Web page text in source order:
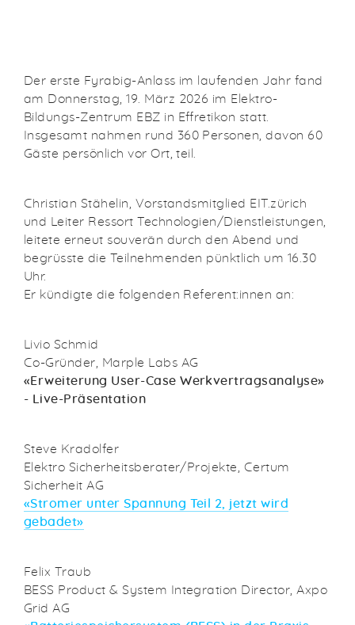
Der erste Fyrabig-Anlass im laufenden Jahr fand
am Donnerstag, 19. März 2026 im Elektro-
Bildungs-Zentrum EBZ in Effretikon statt.
Insgesamt nahmen rund 360 Personen, davon 60
Gäste persönlich vor Ort, teil.
Christian Stähelin, Vorstandsmitglied EIT.zürich
und Leiter Ressort Technologien/Dienstleistungen,
leitete erneut souverän durch den Abend und
begrüsste die Teilnehmenden pünktlich um 16.30
Uhr.
Er kündigte die folgenden Referent:innen an:
Livio Schmid
Co-Gründer, Marple Labs AG
«Erweiterung User-Case Werkvertragsanalyse»
- Live-Präsentation
Steve Kradolfer
Elektro Sicherheitsberater/Projekte, Certum
Sicherheit AG
«Stromer unter Spannung Teil 2, jetzt wird
gebadet»
Felix Traub
BESS Product & System Integration Director, Axpo
Grid AG